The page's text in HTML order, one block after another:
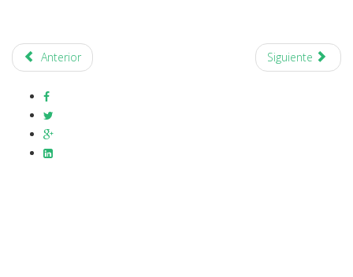
Anterior Siguiente